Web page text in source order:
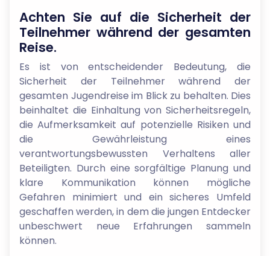
Achten Sie auf die Sicherheit der
Teilnehmer während der gesamten
Reise.
Es ist von entscheidender Bedeutung, die
Sicherheit der Teilnehmer während der
gesamten Jugendreise im Blick zu behalten. Dies
beinhaltet die Einhaltung von Sicherheitsregeln,
die Aufmerksamkeit auf potenzielle Risiken und
die Gewährleistung eines
verantwortungsbewussten Verhaltens aller
Beteiligten. Durch eine sorgfältige Planung und
klare Kommunikation können mögliche
Gefahren minimiert und ein sicheres Umfeld
geschaffen werden, in dem die jungen Entdecker
unbeschwert neue Erfahrungen sammeln
können.